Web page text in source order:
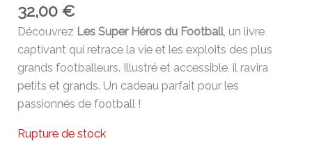
32,00€
Découvrez Les Super Héros du Football, un livre
captivant qui retrace la vie et les exploits des plus
grands footballeurs. Illustré et accessible, il ravira
petits et grands. Un cadeau parfait pour les
passionnés de football !
Rupture de stock